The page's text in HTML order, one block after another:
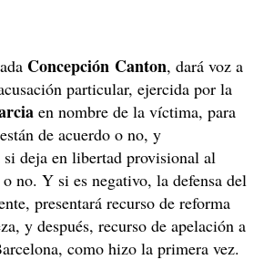
Concepción Canton, dará voz a
particular, ejercida por la
en nombre de la víctima, para
de acuerdo o no, y
si deja en libertad provisional al
no. Y si es negativo, la defensa del
presentará recurso de reforma
y después, recurso de apelación a
como hizo la primera vez.